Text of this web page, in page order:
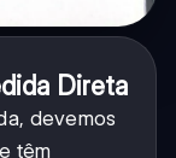
Direta
devemos
têm